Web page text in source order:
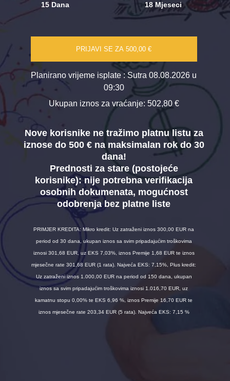
15 Dana 18 Mjeseci
PRIJAVI SE ZA500,00 €
Planirano vrijeme isplate : Sutra 08.08.2026 u
09:30
Ukupan iznos za vraćanje: 502,80 €
Nove korisnike ne tražimo platnu listu za
iznose do 500 € na maksimalan rok do 30
dana!
Prednosti za stare (postojeće
korisnike): nije potrebna verifikacija
osobnih dokumenata, mogućnost
odobrenja bez platne liste
PRIMJER KREDITA: Mikro kredit: Uz zatraženi iznos 300,00 EUR na
period od 30 dana, ukupan iznos sa svim pripadajućim troškovima
iznosi 301,68 EUR, uz EKS 7,03%, iznos Premije 1,68 EUR te iznos
mjesečne rate 301,68 EUR (1 rata). Najveća EKS: 7,15%, Plus kredit:
Uz zatraženi iznos 1.000,00 EUR na period od 150 dana, ukupan
iznos sa svim pripadajućim troškovima iznosi 1.016,70 EUR, uz
kamatnu stopu 0,00% te EKS 6,96 %, iznos Premije 16,70 EUR te
iznos mjesečne rate 203,34 EUR (5 rata). Najveća EKS: 7,15 %